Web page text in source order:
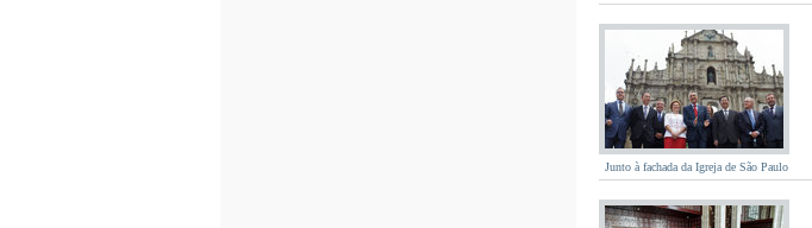
Junto à fachada da Igreja de São Paulo